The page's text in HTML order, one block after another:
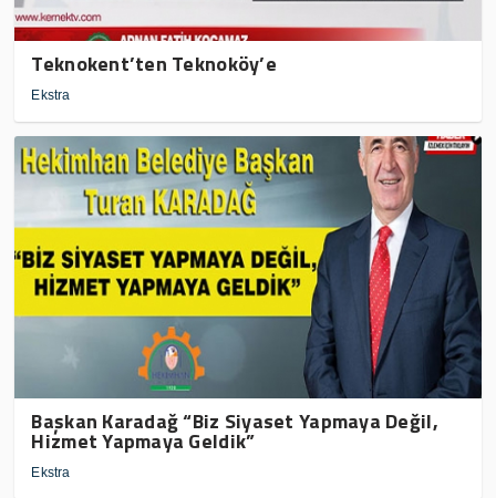
Teknokent’ten Teknoköy’e
Ekstra
Başkan Karadağ “Biz Siyaset Yapmaya Değil,
Hizmet Yapmaya Geldik”
Ekstra